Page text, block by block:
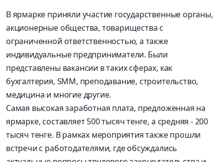
В ярмарке приняли участие государственные органы,
акционерные общества, товарищества с
ограниченной ответственностью, а также
индивидуальные предприниматели. Были
представлены вакансии в таких сферах, как
бухгалтерия, SMM, преподавание, строительство,
медицина и многие другие.
Самая высокая заработная плата, предложенная на
ярмарке, составляет 500 тысяч тенге, а средняя - 200
тысяч тенге. В рамках мероприятия также прошли
встречи с работодателями, где обсуждались